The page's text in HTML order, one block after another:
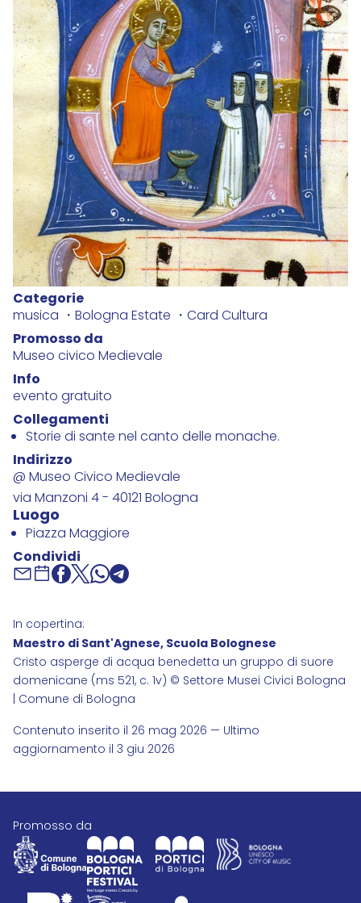
Categorie
musica Bologna Estate Card Cultura
Promosso da
Museo civico Medievale
Info
evento gratuito
Collegamenti
Storie di sante nel canto delle monache.
Indirizzo
@ Museo Civico Medievale
via Manzoni 4 - 40121 Bologna
Luogo
Piazza Maggiore
Condividi
In copertina:
Maestro di Sant'Agnese, Scuola Bolognese
Cristo asperge di acqua benedetta un gruppo di suore
domenicane (ms 521, c. 1v) © Settore Musei Civici Bologna
| Comune di Bologna
Contenuto inserito il 26 mag 2026 — Ultimo
aggiornamento il 3 giu 2026
promosso da